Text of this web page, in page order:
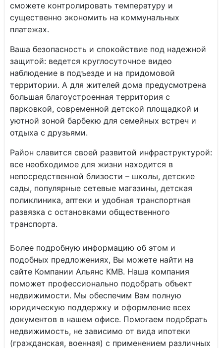
сможете контролировать температуру и
существенно экономить на коммунальных
платежах.
Ваша безопасность и спокойствие под надежной
защитой: ведется круглосуточное видео
наблюдение в подъезде и на придомовой
территории. А для жителей дома предусмотрена
большая благоустроенная территория с
парковкой, современной детской площадкой и
уютной зоной барбекю для семейных встреч и
отдыха с друзьями.
Район славится своей развитой инфраструктурой:
все необходимое для жизни находится в
непосредственной близости – школы, детские
сады, популярные сетевые магазины, детская
поликлиника, аптеки и удобная транспортная
развязка с остановками общественного
транспорта.
Более подробную информацию об этом и
подобных предложениях, Вы можете найти на
сайте Компании Альянс КМВ. Наша компания
поможет профессионально подобрать объект
недвижимости. Мы обеспечим Вам полную
юридическую поддержку и оформление всех
документов в нашем офисе. Помогаем подобрать
недвижимость, не зависимо от вида ипотеки
(гражданская, военная) с применением различных